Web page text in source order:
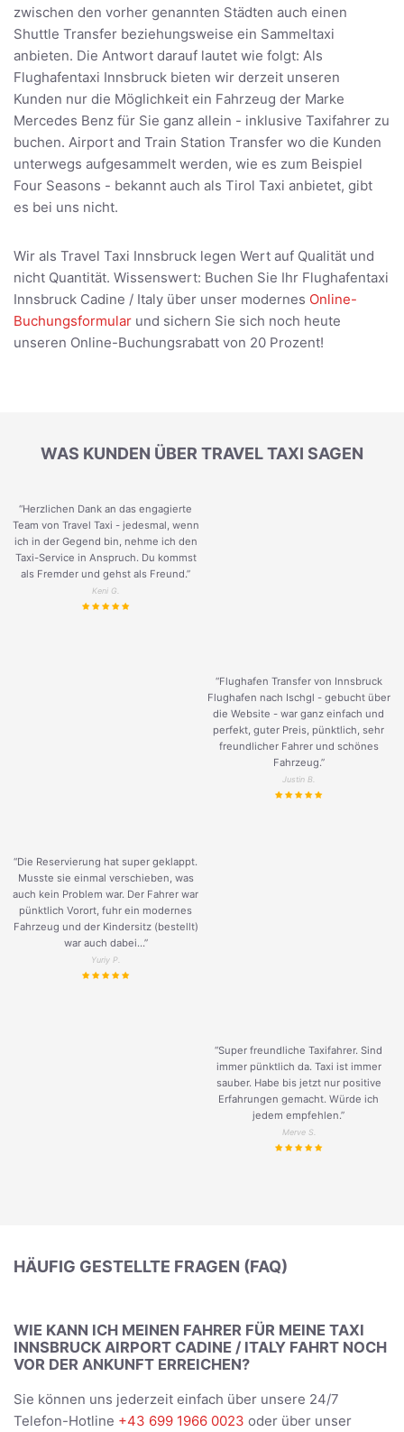
zwischen den vorher genannten Städten auch einen
Shuttle Transfer beziehungsweise ein Sammeltaxi
anbieten. Die Antwort darauf lautet wie folgt: Als
Flughafentaxi Innsbruck bieten wir derzeit unseren
Kunden nur die Möglichkeit ein Fahrzeug der Marke
Mercedes Benz für Sie ganz allein - inklusive Taxifahrer zu
buchen. Airport and Train Station Transfer wo die Kunden
unterwegs aufgesammelt werden, wie es zum Beispiel
Four Seasons - bekannt auch als Tirol Taxi anbietet, gibt
es bei uns nicht.
Wir als Travel Taxi Innsbruck legen Wert auf Qualität und
nicht Quantität. Wissenswert: Buchen Sie Ihr Flughafentaxi
Innsbruck Cadine / Italy über unser modernes Online-
Buchungsformular und sichern Sie sich noch heute
unseren Online-Buchungsrabatt von 20 Prozent!
WAS KUNDEN ÜBER TRAVEL TAXI SAGEN
“Herzlichen Dank an das engagierte
Team von Travel Taxi - jedesmal, wenn
ich in der Gegend bin, nehme ich den
Taxi-Service in Anspruch. Du kommst
als Fremder und gehst als Freund.”
Keni G.
“Flughafen Transfer von Innsbruck
Flughafen nach Ischgl - gebucht über
die Website - war ganz einfach und
perfekt, guter Preis, pünktlich, sehr
freundlicher Fahrer und schönes
Fahrzeug.”
Justin B.
“Die Reservierung hat super geklappt.
Musste sie einmal verschieben, was
auch kein Problem war. Der Fahrer war
pünktlich Vorort, fuhr ein modernes
Fahrzeug und der Kindersitz (bestellt)
war auch dabei...”
Yuriy P.
“Super freundliche Taxifahrer. Sind
immer pünktlich da. Taxi ist immer
sauber. Habe bis jetzt nur positive
Erfahrungen gemacht. Würde ich
jedem empfehlen.”
Merve S.
HÄUFIG GESTELLTE FRAGEN (FAQ)
WIE KANN ICH MEINEN FAHRER FÜR MEINE TAXI
INNSBRUCK AIRPORT CADINE / ITALY FAHRT NOCH
VOR DER ANKUNFT ERREICHEN?
Sie können uns jederzeit einfach über unsere 24/7
Telefon-Hotline +43 699 1966 0023 oder über unser